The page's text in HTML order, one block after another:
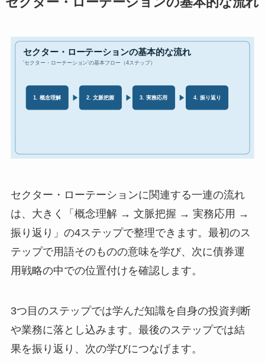
セクター・ローテーションに関連する一連の流れ
は、大きく「概念理解 → 文脈把握 → 実務応用 →
振り返り」の4ステップで整理できます。最初のス
テップで用語そのものの意味を学び、次に債券運
用戦略の中での位置付けを確認します。
3つ目のステップでは学んだ知識を自身の投資判断
や業務に落とし込みます。最後のステップでは結
果を振り返り、次の学びにつなげます。